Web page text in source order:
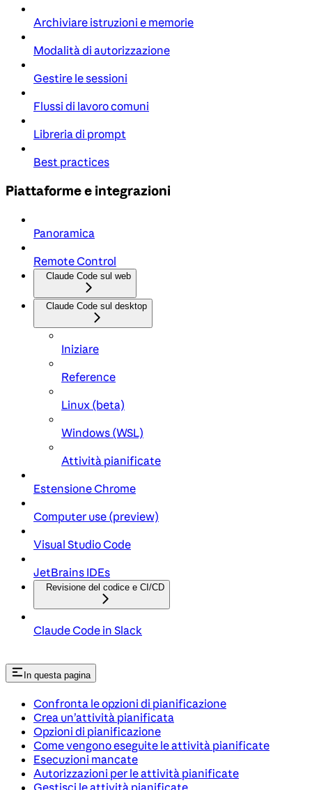
Archiviare istruzioni e memorie
Modalità di autorizzazione
Gestire le sessioni
Flussi di lavoro comuni
Libreria di prompt
Best practices
Piattaforme e integrazioni
Panoramica
Remote Control
Claude Code sul web
Claude Code sul desktop
Iniziare
Reference
Linux (beta)
Windows (WSL)
Attività pianificate
Estensione Chrome
Computer use (preview)
Visual Studio Code
JetBrains IDEs
Revisione del codice e CI/CD
Claude Code in Slack
In questa pagina
Confronta le opzioni di pianificazione
Crea un’attività pianificata
Opzioni di pianificazione
Come vengono eseguite le attività pianificate
Esecuzioni mancate
Autorizzazioni per le attività pianificate